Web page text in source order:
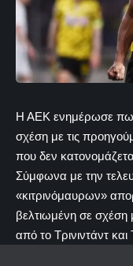
Η ΑΕΚ ενημέρωσε
σχέση με τις
που δεν
Σύμφωνα με την
«κιτρινόμαυρων»
βελτιωμένη σε σχέση
από το Τρινιντάντ